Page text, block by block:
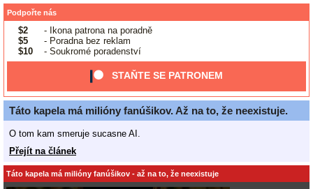
Podpořte nás
$2
- Ikona patrona na poradně
$5
- Poradna bez reklam
$10
- Soukromé poradenství
STAŇTE SE PATRONEM
Táto kapela má milióny fanúšikov. Až na to, že neexistuje.
O tom kam smeruje sucasne AI.
Přejít na článek
Táto kapela má milióny fanúšikov - až na to, že neexistuje